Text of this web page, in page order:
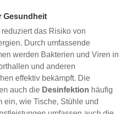
Gesundheit
das Risiko von
Durch umfassende
werden Bakterien und Viren in
und anderen
effektiv bekämpft. Die
auch die Desinfektion häufig
ein, wie Tische, Stühle und